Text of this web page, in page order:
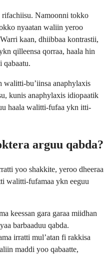
rifachiisu. Namoonni tokko
nyaatan waliin yeroo
kaan, dhiibbaa kontrastii,
qilleensa qorraa, haala hin
qabaatu.
bu’iinsa anaphylaxis
kunis anaphylaxis idiopaatik
haala walitti-fufaa ykn itti-
arguu qabda?
yoo shakkite, yeroo dheeraa
walitti-fufamaa ykn eeguu
keessan gara garaa miidhan
barbaaduu qabda.
irratti mul’atan fi rakkisa
maddi yoo qabaatte,